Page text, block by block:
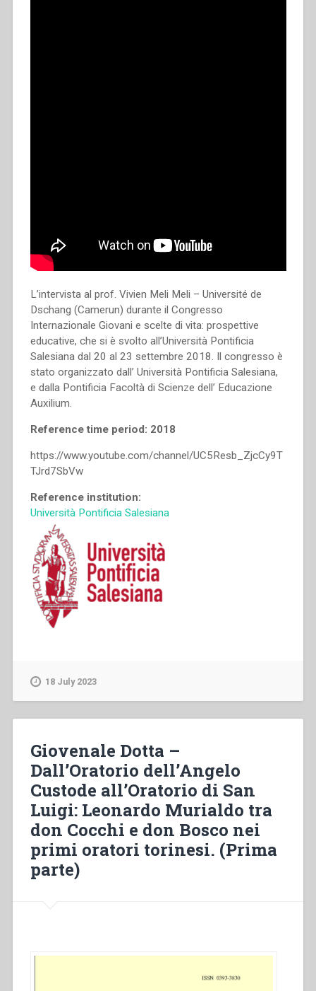
L’intervista al prof. Vivien Meli Meli – Université de
Dschang (Camerun) durante il Congresso
Internazionale Giovani e scelte di vita: prospettive
educative, che si è svolto all’Università Pontificia
Salesiana dal 20 al 23 settembre 2018. Il congresso è
stato organizzato dall’ Università Pontificia Salesiana,
e dalla Pontificia Facoltà di Scienze dell’ Educazione
Auxilium.
Reference time period: 2018
https://www.youtube.com/channel/UC5Resb_ZjcCy9T
TJrd7SbVw
Reference institution:
Università Pontificia Salesiana
18 July 2023
Giovenale Dotta –
Dall’Oratorio dell’Angelo
Custode all’Oratorio di San
Luigi: Leonardo Murialdo tra
don Cocchi e don Bosco nei
primi oratori torinesi. (Prima
parte)